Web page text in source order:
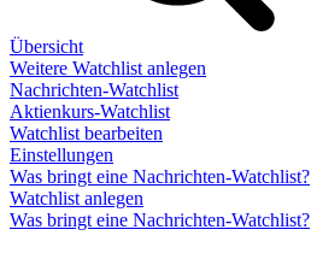
Übersicht
Weitere Watchlist anlegen
Nachrichten-Watchlist
Aktienkurs-Watchlist
Watchlist bearbeiten
Einstellungen
Was bringt eine Nachrichten-Watchlist?
Watchlist anlegen
Was bringt eine Nachrichten-Watchlist?